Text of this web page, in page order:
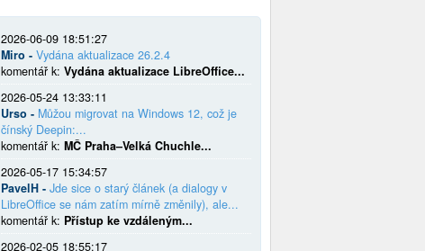
2026-06-09 18:51:27
Miro - Vydána aktualizace 26.2.4
komentář k: Vydána aktualizace LibreOffice...
2026-05-24 13:33:11
Urso - Můžou migrovat na Windows 12, což je
čínský Deepin:...
komentář k: MČ Praha–Velká Chuchle...
2026-05-17 15:34:57
PavelH - Jde sice o starý článek (a dialogy v
LibreOffice se nám zatím mírně změnily), ale...
komentář k: Přístup ke vzdáleným...
2026-02-05 18:55:17